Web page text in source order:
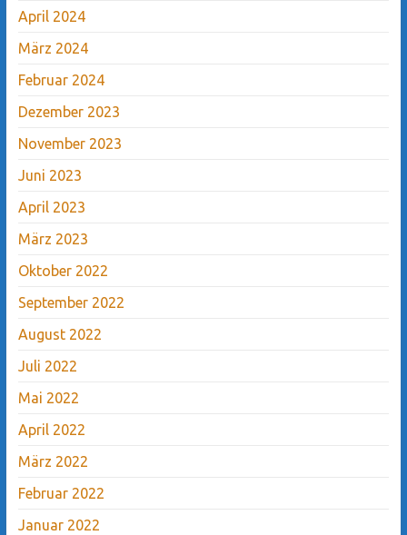
April 2024
März 2024
Februar 2024
Dezember 2023
November 2023
Juni 2023
April 2023
März 2023
Oktober 2022
September 2022
August 2022
Juli 2022
Mai 2022
April 2022
März 2022
Februar 2022
Januar 2022